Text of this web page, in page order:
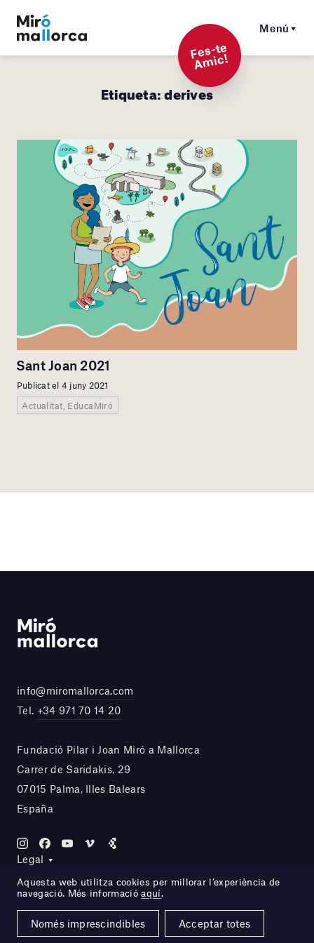
Menú
F
es-t
e
A
mi
c!
Etiqueta:derives
Sant Joan 2021
Publicat el 4 juny 2021
Actualitat, EducaMiró
info@miromallorca.com
Tel. +34 971 70 14 20
Fundació Pilar i Joan Miró a Mallorca
Carrer de Saridakis, 29
07015 Palma, Illes Balears
España
Legal
Site by DOMO—A
Aquesta web utilitza cookies per millorar l’experiència de
navegació. Més informacióaquí.
Només imprescindibles Acceptar totes